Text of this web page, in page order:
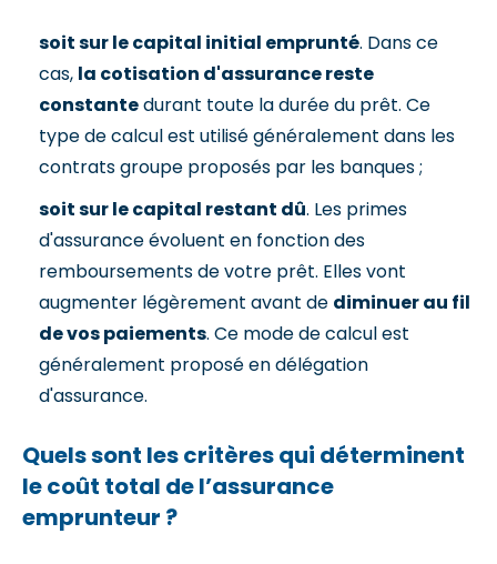
soit sur le capital initial emprunté. Dans ce
cas, la cotisation d'assurance reste
constantedurant toute la durée du prêt. Ce
type de calcul est utilisé généralement dans les
contrats groupe proposés par les banques ;
soit sur le capital restant dû. Les primes
d'assurance évoluent en fonction des
remboursements de votre prêt. Elles vont
augmenter légèrement avant de diminuer au fil
de vos paiements. Ce mode de calcul est
généralement proposé en délégation
d'assurance.
Quels sont les critères qui déterminent
le coût total de l’assurance
emprunteur ?